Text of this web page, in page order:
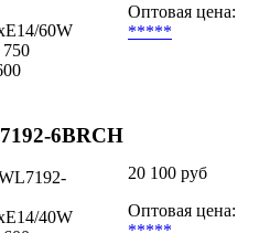
60W
Оптовая цена:
*****
6BRCH
40W
20 100 руб
Оптовая цена: